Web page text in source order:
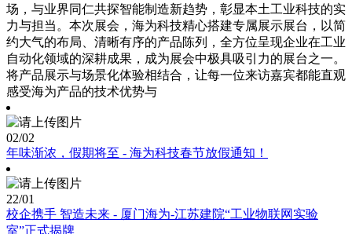
场，与业界同仁共探智能制造新趋势，彰显本土工业科技的实
力与担当。本次展会，海为科技精心搭建专属展示展台，以简
约大气的布局、清晰有序的产品陈列，全方位呈现企业在工业
自动化领域的深耕成果，成为展会中极具吸引力的展台之一。
将产品展示与场景化体验相结合，让每一位来访嘉宾都能直观
感受海为产品的技术优势与
02/02
年味渐浓，假期将至 - 海为科技春节放假通知！
22/01
校企携手 智造未来 - 厦门海为-江苏建院“工业物联网实验
室”正式揭牌